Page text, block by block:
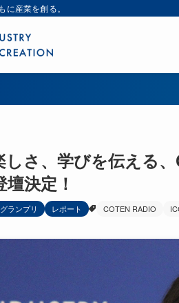
に産業を創る。
しさ、学びを伝える
決定！
ランプリ レポート COTEN RADIO